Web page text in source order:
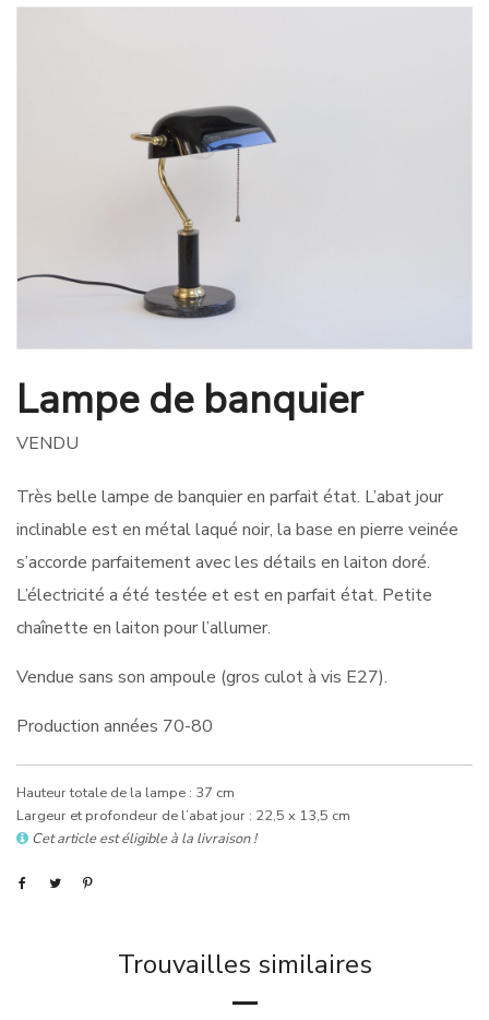
Lampe de banquier
VENDU
Très belle lampe de banquier en parfait état. L’abat jour
inclinable est en métal laqué noir, la base en pierre veinée
s’accorde parfaitement avec les détails en laiton doré.
L’électricité a été testée et est en parfait état. Petite
chaînette en laiton pour l’allumer.
Vendue sans son ampoule (gros culot à vis E27).
Production années 70-80
Hauteur totale de la lampe : 37 cm
Largeur et profondeur de l’abat jour : 22,5 x 13,5 cm
Cet article est éligible à la livraison !
Trouvailles similaires